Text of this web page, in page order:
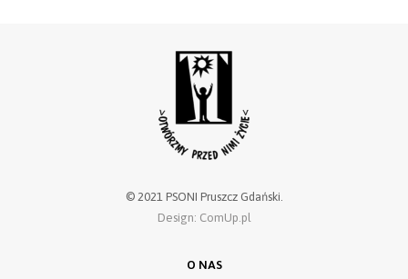
© 2021 PSONI Pruszcz Gdański.
Design: ComUp.pl
O NAS